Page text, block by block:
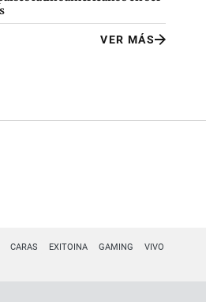
VER MÁS
CARAS EXITOINA GAMING VIVO